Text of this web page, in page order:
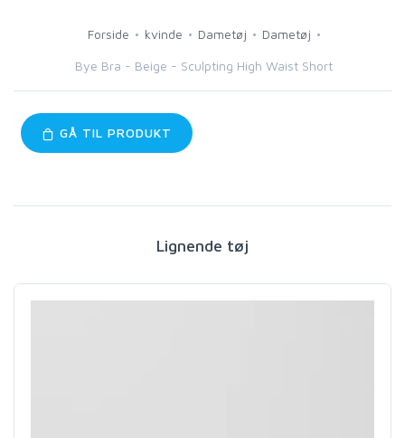
Forside kvinde Dametøj Dametøj
Bye Bra - Beige - Sculpting High Waist Short
GÅ TIL PRODUKT
Lignende tøj